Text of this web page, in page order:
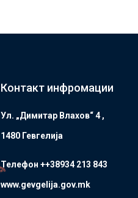
Контакт инфромации
Ул. „Димитар Влахов“ 4 ,
1480 Гевгелијa
Телефон ++38934 213 843
www.gevgelija.gov.mk